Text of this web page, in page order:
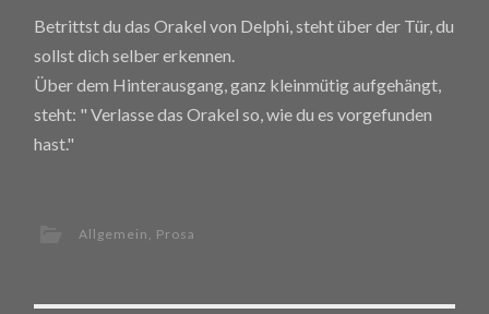
Betrittst du das Orakel von Delphi, steht über der Tür, du
sollst dich selber erkennen.
Über dem Hinterausgang, ganz kleinmütig aufgehängt,
steht: " Verlasse das Orakel so, wie du es vorgefunden
hast."
Allgemein Prosa